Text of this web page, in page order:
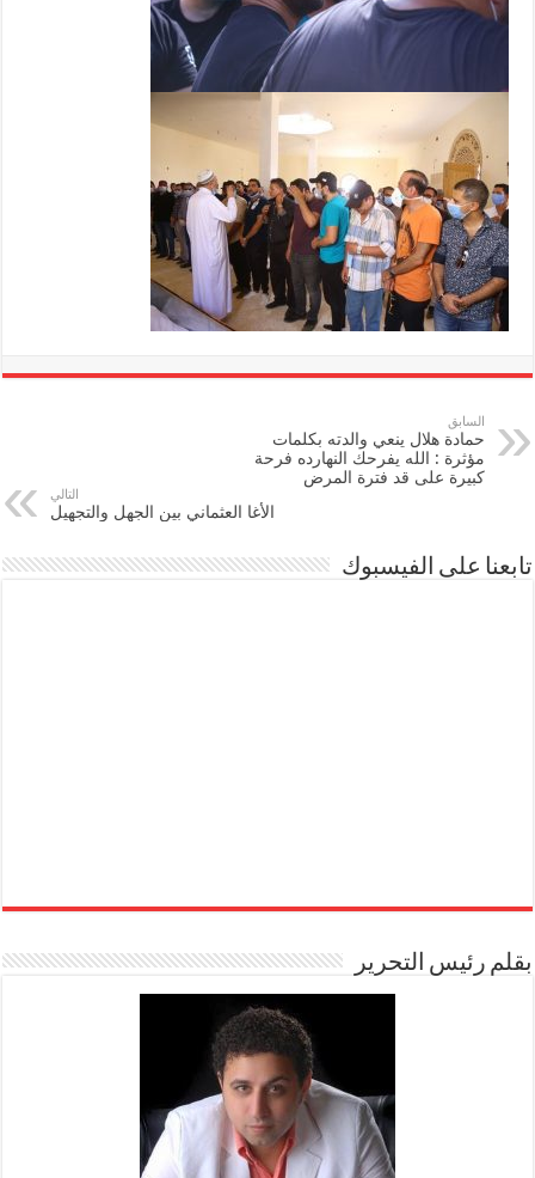
السابق
حمادة هلال ينعي والدته بكلمات
مؤثرة : الله يفرحك النهارده فرحة
كبيرة على قد فترة المرض
التالي
الأغا العثماني بين الجهل والتجهيل
تابعنا على الفيسبوك
بقلم رئيس التحرير